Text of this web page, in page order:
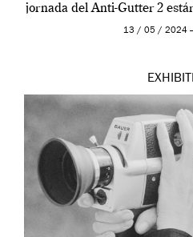
jornada del Anti-Gutter 2
[…]
13 / 05 / 2024